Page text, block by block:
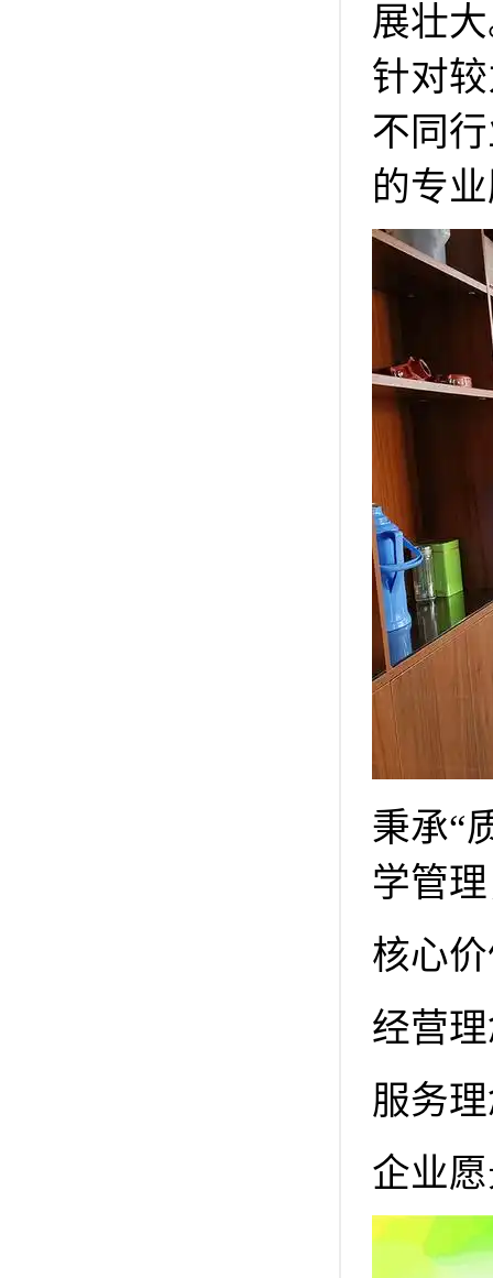
展壮
针对
不同
的专
秉承“
学管
核心
经营
服务
企业